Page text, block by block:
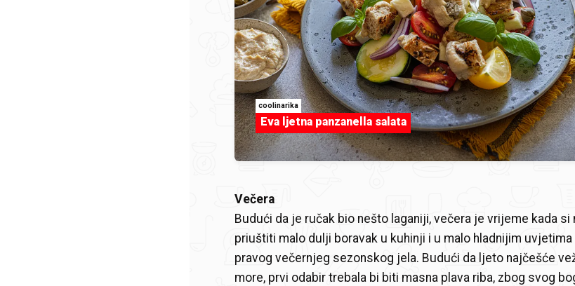
coolinarika
Eva ljetna panzanella salata
Večera
Budući da je ručak bio nešto laganiji, večera je vrijeme kada si
priuštiti malo dulji boravak u kuhinji i u malo hladnijim
pravog večernjeg sezonskog jela. Budući da ljeto najčešće
more, prvi odabir trebala bi biti masna plava riba, zbog svog